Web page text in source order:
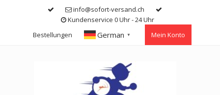
info@sofort-versand.ch
Kundenservice 0 Uhr - 24 Uhr
Bestellungen
German ▼ Mein Konto